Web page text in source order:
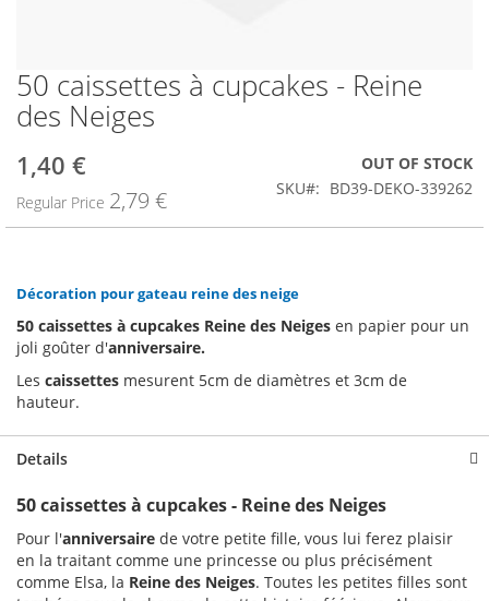
Skip
to
the
of
images
gallery
50 caissettes à cupcakes - Reine
des Neiges
Special
Price
1,40 €
Regular Price 2,79 €
OUT OF STOCK
SKU
BD39-DEKO-339262
Décoration pour gateau reine des neige
50 caissettes à cupcakes Reine des Neiges en papier pour un
joli goûter d'anniversaire.
Les caissettes mesurent 5cm de diamètres et 3cm de
hauteur.
Details
50 caissettes à cupcakes - Reine des Neiges
Pour l'anniversaire de votre petite fille, vous lui ferez plaisir
en la traitant comme une princesse ou plus précisément
comme Elsa, la Reine des Neiges. Toutes les petites filles sont